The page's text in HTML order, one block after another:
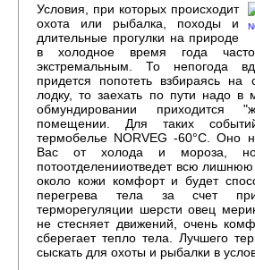
Условия, при которых происходит
охота или рыбалка, походы и
длительные прогулки на природе
в холодное время года
экстремальным. То непогода
придется попотеть взбираясь на
лодку, то заехать по пути надо в
обмундировании приходится
помещении. Для таких
термобелье NORVEG -60°C. Оно
Вас от холода и мороза,
потоотделенииотведет всю лишнюю
около кожи комфорт и будет
перегрева тела за счет
терморегуляции шерсти овец
не стесняет движений, очень
сберегает тепло тела. Лучшего
сыскать для охоты и рыбалки в